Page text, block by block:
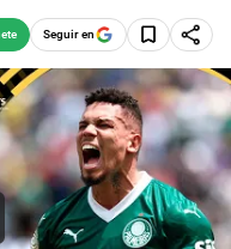
Seguir en